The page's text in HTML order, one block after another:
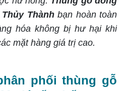
Thànhbạn hoàn toàn
hóa không bị hư hại khi
mặt hàng giá trị cao.
phối thùng gỗ